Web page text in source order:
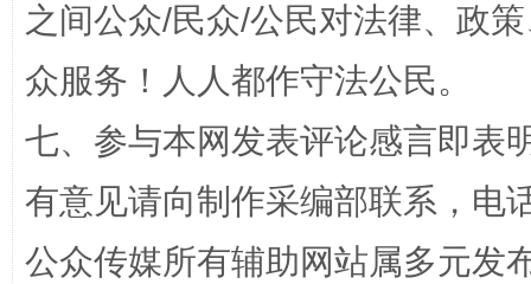
之间公众/民众/公民对法律、政
众服务！人人都作守法公民。
七、参与本网发表评论感言即表
有意见请向制作采编部联系，电
公众传媒所有辅助网站属多元发